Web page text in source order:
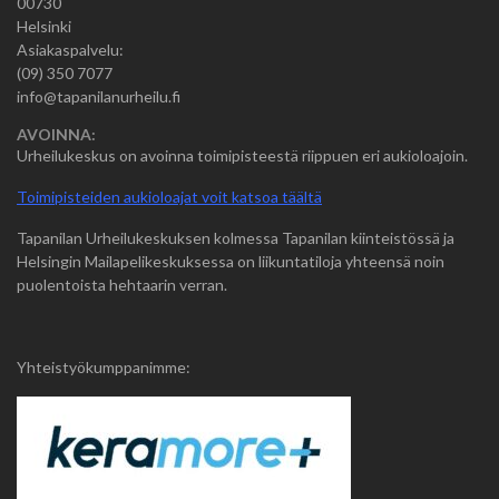
Helsinki
Asiakaspalvelu:
(09) 350 7077
info@tapanilanurheilu.fi
AVOINNA:
Urheilukeskus on avoinna toimipisteestä riippuen eri aukioloajoin.
Toimipisteiden aukioloajat voit katsoa täältä
Tapanilan Urheilukeskuksen kolmessa Tapanilan kiinteistössä ja
Helsingin Mailapelikeskuksessa on liikuntatiloja yhteensä noin
puolentoista hehtaarin verran.
Yhteistyökumppanimme: